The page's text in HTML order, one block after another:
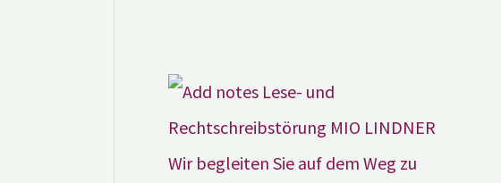
Wir begleiten Sie auf dem Weg zu